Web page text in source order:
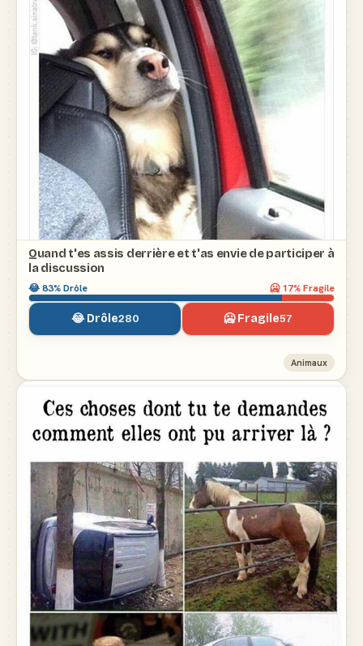
Quand t'es assis derrière et t'as envie de participer à
la discussion
😂83% Drôle 🥶17% Fragile
😂 Drôle280 🥶 Fragile57
Animaux